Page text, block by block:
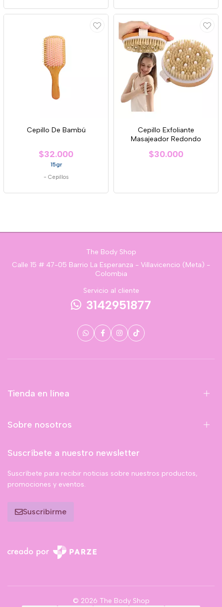
Cepillo De Bambú
$32.000
15gr
- Cepillos
Cepillo Exfoliante
Masajeador Redondo
$30.000
The Body Shop
Calle 15 # 47-05 Barrio La Esperanza - Villavicencio (Meta) -
Colombia
Servicio al cliente
3142951877
Tienda en línea
Sobre nosotros
Suscríbete a nuestro newsletter
Suscríbete para recibir noticias sobre nuestros productos,
promociones y eventos.
Suscribirme
© 2026 The Body Shop